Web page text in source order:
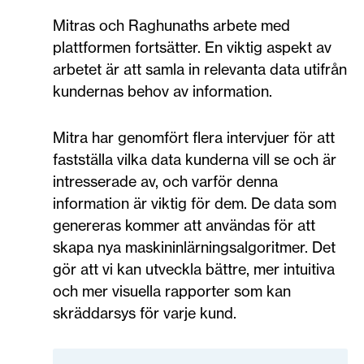
Mitras och Raghunaths arbete med
plattformen fortsätter. En viktig aspekt av
arbetet är att samla in relevanta data utifrån
kundernas behov av information.
Mitra har genomfört flera intervjuer för att
fastställa vilka data kunderna vill se och är
intresserade av, och varför denna
information är viktig för dem. De data som
genereras kommer att användas för att
skapa nya maskininlärningsalgoritmer. Det
gör att vi kan utveckla bättre, mer intuitiva
och mer visuella rapporter som kan
skräddarsys för varje kund.